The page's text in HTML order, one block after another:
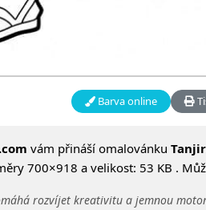
Barva online
vám přináší omalovánku
700×918 a velikost: 53 KB .
rozvíjet kreativitu a jemnou